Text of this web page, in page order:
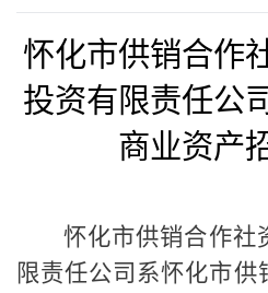
怀化市供销合作
投资有限责任公
商业资产
怀化市供销合作社
限责任公司系怀化市供